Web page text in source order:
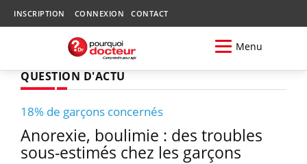
INSCRIPTION CONNEXION CONTACT
Menu
QUESTION D'ACTU
18% de garçons concernés
Anorexie, boulimie : des troubles
sous-estimés chez les garçons